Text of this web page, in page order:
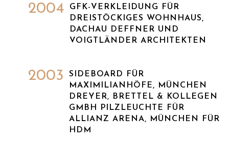
2004
GFK-VERKLEIDUNG FÜR
DREISTÖCKIGES WOHNHAUS,
DACHAU DEFFNER UND
VOIGTLÄNDER ARCHITEKTEN
2003
SIDEBOARD FÜR
MAXIMILIANHÖFE, MÜNCHEN
DREYER, BRETTEL & KOLLEGEN
GMBH PILZLEUCHTE FÜR
ALLIANZ ARENA, MÜNCHEN FÜR
HDM